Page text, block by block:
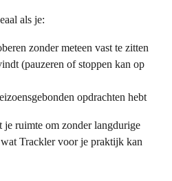
als je:
zonder meteen vast te zitten
(pauzeren of stoppen kan op
opdrachten hebt
je ruimte om zonder langdurige
Trackler voor je praktijk kan